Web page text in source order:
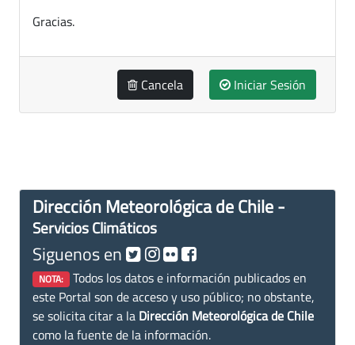
Gracias.
Cancela Iniciar Sesión
Dirección Meteorológica de Chile -
Servicios Climáticos
Siguenos en
NOTA: Todos los datos e información publicados en
este Portal son de acceso y uso público; no obstante,
se solicita citar a la Dirección Meteorológica de Chile
como la fuente de la información.